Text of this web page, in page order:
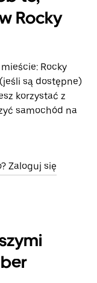
Rocky
Rocky
są dostępne)
korzystać z
samochód na
Zaloguj się